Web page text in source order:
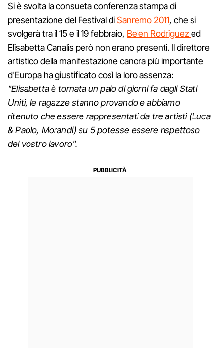
Si è svolta la consueta conferenza stampa di
presentazione del Festival diSanremo 2011, che si
svolgerà tra il 15 e il 19 febbraio, Belen Rodriguezed
Elisabetta Canalis però non erano presenti. Il direttore
artistico della manifestazione canora più importante
d'Europa ha giustificato così la loro assenza:
"Elisabetta è tornata un paio di giorni fa dagli Stati
Uniti, le ragazze stanno provando e abbiamo
ritenuto che essere rappresentati da tre artisti (Luca
& Paolo, Morandi) su 5 potesse essere rispettoso
del vostro lavoro".